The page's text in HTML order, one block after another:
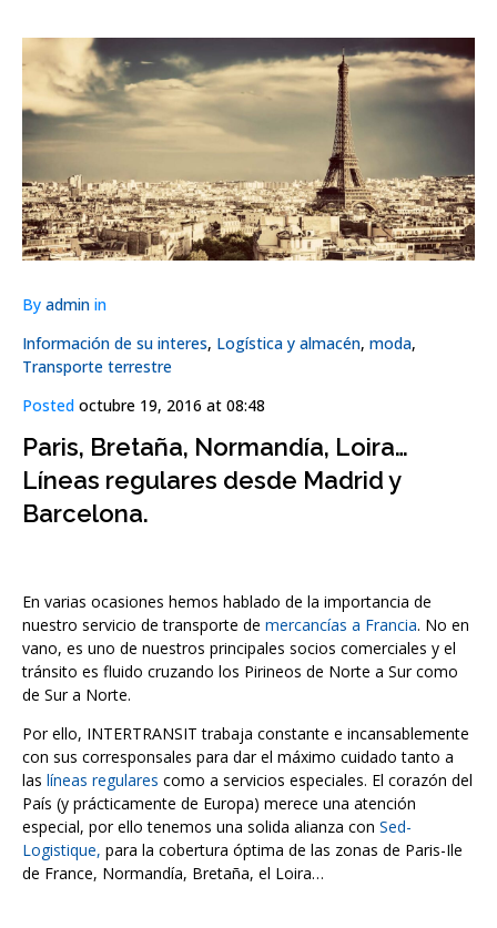
By admin in
Información de su interes, Logística y almacén, moda,
Transporte terrestre
Posted octubre 19, 2016 at 08:48
Paris, Bretaña, Normandía, Loira…
Líneas regulares desde Madrid y
Barcelona.
En varias ocasiones hemos hablado de la importancia de
nuestro servicio de transporte de mercancías a Francia. No en
vano, es uno de nuestros principales socios comerciales y el
tránsito es fluido cruzando los Pirineos de Norte a Sur como
de Sur a Norte.
Por ello, INTERTRANSIT trabaja constante e incansablemente
con sus corresponsales para dar el máximo cuidado tanto a
las líneas regulares como a servicios especiales. El corazón del
País (y prácticamente de Europa) merece una atención
especial, por ello tenemos una solida alianza con Sed-
Logistique, para la cobertura óptima de las zonas de Paris-Ile
de France, Normandía, Bretaña, el Loira…